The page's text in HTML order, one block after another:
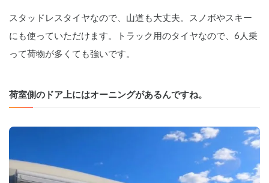
スタッドレスタイヤなので、山道も大丈夫。スノボやスキー
にも使っていただけます。トラック用のタイヤなので、6人乗
って荷物が多くても強いです。
荷室側のドア上にはオーニングがあるんですね。